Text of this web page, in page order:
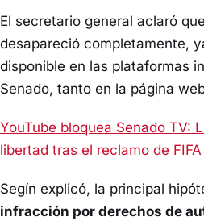
El secretario general aclaró
desapareció completamente,
disponible en las plataformas
Senado, tanto en la página
YouTube bloquea Senado TV:
libertad tras el reclamo de FIFA
Segín explicó, la principal
infracción por derechos de